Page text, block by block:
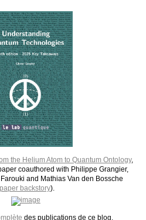
the Helium Atom to Quantum Ontology,
coauthored with Philippe Grangier,
and Mathias Van den Bossche
backstory).
des publications de ce blog.